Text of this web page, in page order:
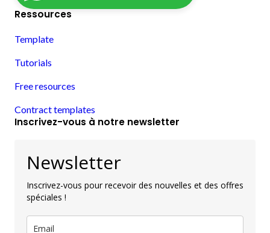
Ressources
Template
Tutorials
Free resources
Contract templates
Inscrivez-vous à notre newsletter
Newsletter
Inscrivez-vous pour recevoir des nouvelles et des offres
spéciales !